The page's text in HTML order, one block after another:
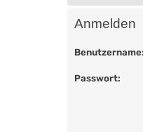
Anmelden
Benutzername:
Passwort: